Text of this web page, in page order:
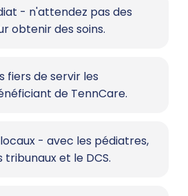
- n'attendez pas des
obtenir des soins.
fiers de servir les
de TennCare.
- avec les pédiatres,
tribunaux et le DCS.